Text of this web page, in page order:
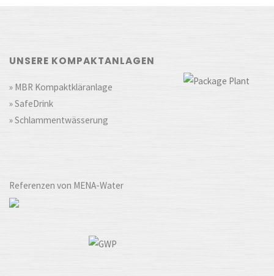
UNSERE KOMPAKTANLAGEN
» MBR Kompaktkläranlage
» SafeDrink
» Schlammentwässerung
Referenzen von MENA-Water